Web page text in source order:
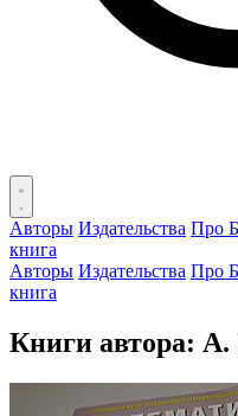
Авторы Издательства Про
книга
Авторы Издательства Про
книга
Книги автора: А.